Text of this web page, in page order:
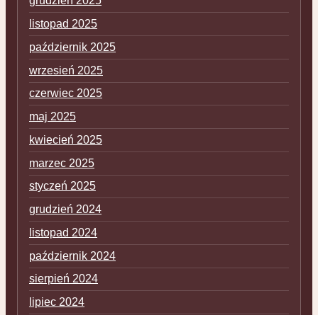
listopad 2025
październik 2025
wrzesień 2025
czerwiec 2025
maj 2025
kwiecień 2025
marzec 2025
styczeń 2025
grudzień 2024
listopad 2024
październik 2024
sierpień 2024
lipiec 2024